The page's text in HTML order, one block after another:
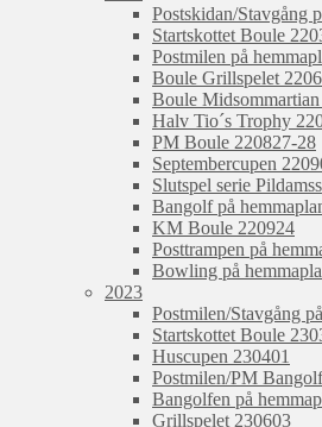
Postskidan/Stavgång
Startskottet Boule
Postmilen på
Boule Grillspelet
Boule Midsommartian
Halv Tio´s Trophy
PM Boule 220827-28
Septembercupen
Slutspel serie
Bangolf på
KM Boule 220924
Posttrampen på
Bowling på
2023
Postmilen/Stavgång
Startskottet Boule
Huscupen 230401
Postmilen/PM
Bangolfen på
Grillspelet 230603